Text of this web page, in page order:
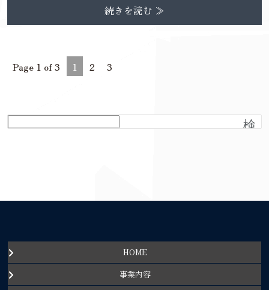
続きを読む ≫
Page 1 of 3 1 2 3
検
HOME
事業内容